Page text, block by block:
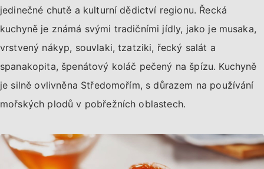
jedinečné chutě a kulturní dědictví regionu. Řecká
kuchyně je známá svými tradičními jídly, jako je musaka,
vrstvený nákyp, souvlaki, tzatziki, řecký salát a
spanakopita, špenátový koláč pečený na špízu. Kuchyně
je silně ovlivněna Středomořím, s důrazem na používání
mořských plodů v pobřežních oblastech.